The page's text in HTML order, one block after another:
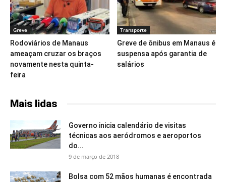
Greve
Rodoviários de Manaus
ameaçam cruzar os braços
novamente nesta quinta-
feira
Transporte
Greve de ônibus em Manaus é
suspensa após garantia de
salários
Mais lidas
Governo inicia calendário de visitas
técnicas aos aeródromos e aeroportos
do...
9 de março de 2018
Bolsa com 52 mãos humanas é encontrada